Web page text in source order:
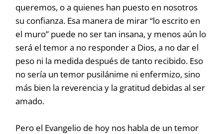
queremos, o a quienes han puesto en nosotros
su confianza. Esa manera de mirar “lo escrito en
el muro” puede no ser tan insana, y menos aún lo
será el temor a no responder a Dios, a no dar el
peso ni la medida después de tanto recibido. Eso
no sería un temor pusilánime ni enfermizo, sino
más bien la reverencia y la gratitud debidas al ser
amado.
Pero el Evangelio de hoy nos habla de un temor